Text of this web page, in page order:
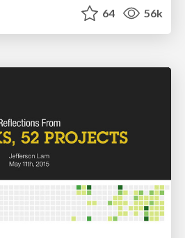
64 56k